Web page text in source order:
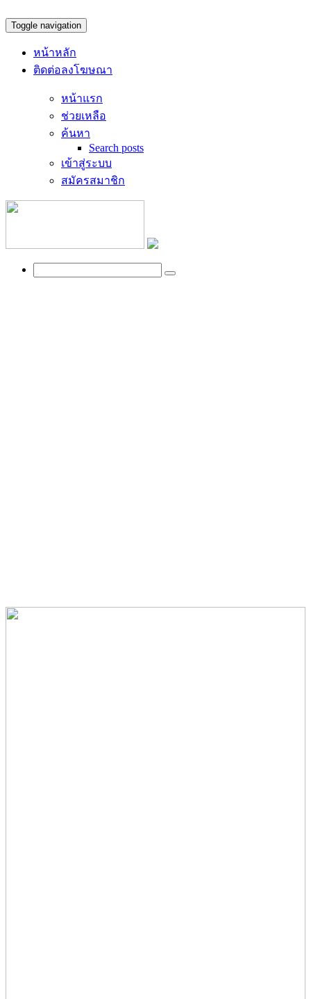
Toggle navigation
หน้าหลัก
ติดต่อลงโฆษณา
หน้าแรก
ช่วยเหลือ
ค้นหา
Search posts
เข้าสู่ระบบ
สมัครสมาชิก